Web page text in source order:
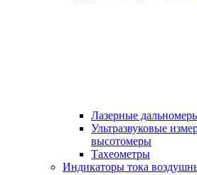
Лазерные
Ультразвуковые
высотомеры
Тахеометры
Индикаторы тока